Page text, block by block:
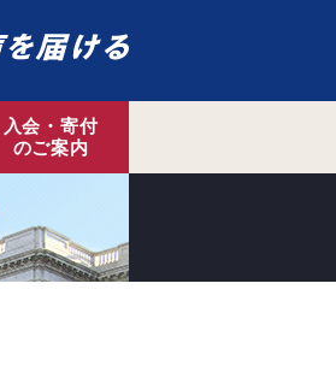
入会・寄付
のご案内